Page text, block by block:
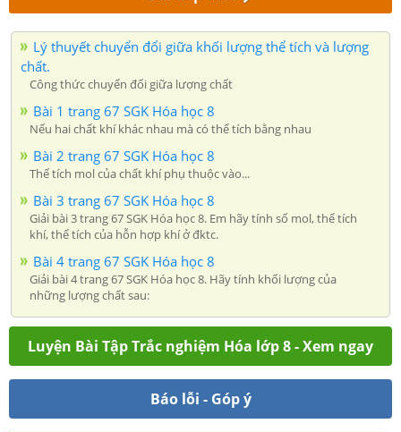
Lý thuyết chuyển đổi giữa khối lượng thể tích và lượng
chất.
Công thức chuyển đổi giữa lượng chất
Bài 1 trang 67 SGK Hóa học 8
Nếu hai chất khí khác nhau mà có thể tích bằng nhau
Bài 2 trang 67 SGK Hóa học 8
Thế tích mol của chất khí phụ thuộc vào...
Bài 3 trang 67 SGK Hóa học 8
Giải bài 3 trang 67 SGK Hóa học 8. Em hãy tính số mol, thể tích
khí, thể tích của hỗn hợp khí ở đktc.
Bài 4 trang 67 SGK Hóa học 8
Giải bài 4 trang 67 SGK Hóa học 8. Hãy tính khối lượng của
những lượng chất sau:
Luyện Bài Tập Trắc nghiệm Hóa lớp 8 - Xem ngay
Báo lỗi - Góp ý